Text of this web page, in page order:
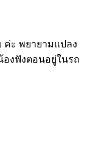
ค่ะ พยายามแปลง
องฟังตอนอยู่ในรถ